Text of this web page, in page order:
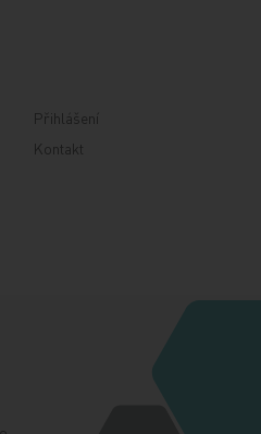
Přihlášení
Kontakt